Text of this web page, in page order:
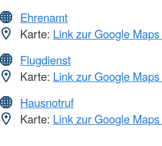
Ehrenamt
Karte: Link zur Google
Flugdienst
Karte: Link zur Google
Hausnotruf
Karte: Link zur Google